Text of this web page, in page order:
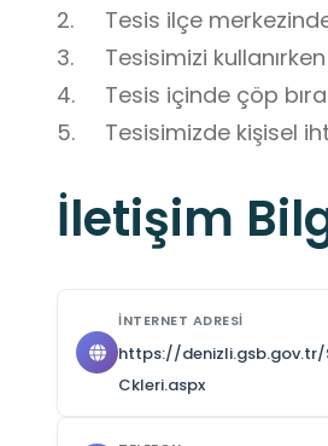
2.	Tesis ilçe
3.	Tesisimizi
4.	Tesis içinde çöp
5.	Tesisimizde kişisel
İletişim
İNTERNET ADRESI
https://denizli.gsb.gov.tr/
Ckleri.aspx